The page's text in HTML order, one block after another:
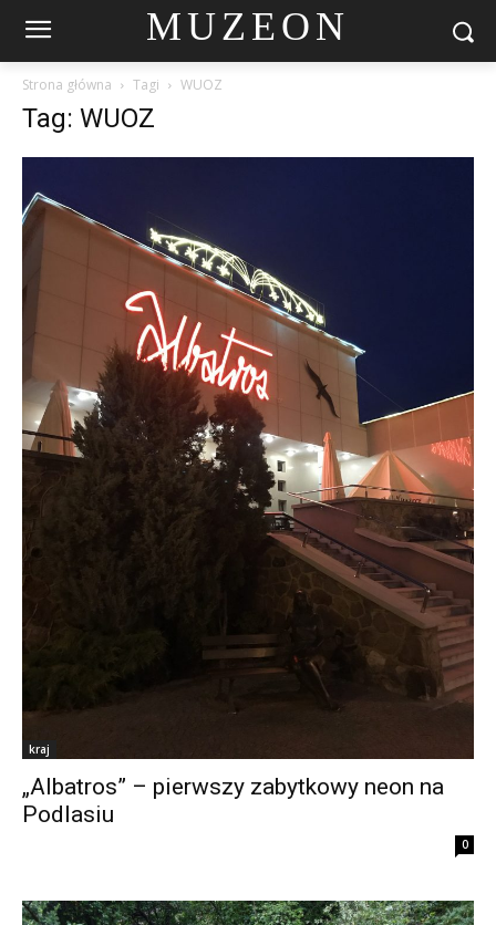
MUZEON
Strona główna Tagi WUOZ
Tag: WUOZ
kraj
„Albatros” – pierwszy zabytkowy neon na
Podlasiu
0